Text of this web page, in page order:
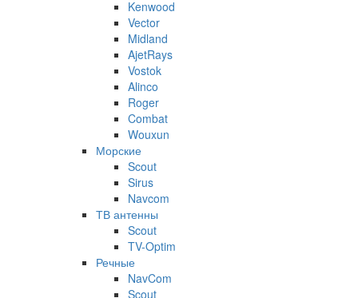
Kenwood
Vector
Midland
AjetRays
Vostok
Alinco
Roger
Combat
Wouxun
Морские
Scout
Sirus
Navcom
ТВ антенны
Scout
TV-Optim
Речные
NavCom
Scout